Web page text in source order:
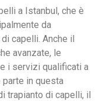
a Istanbul, che è
da
capelli. Anche il
avanzate, le
i servizi qualificati a
parte in questa
trapianto di capelli, il